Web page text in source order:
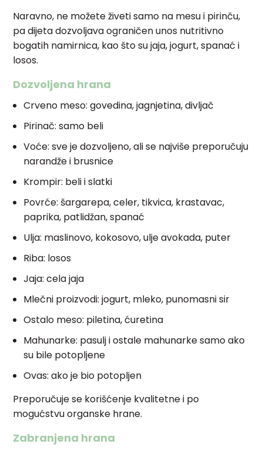
Naravno, ne možete živeti samo na mesu i pirinču,
pa dijeta dozvoljava ograničen unos nutritivno
bogatih namirnica, kao što su jaja, jogurt, spanać i
losos.
Dozvoljena hrana
Crveno meso: govedina, jagnjetina, divljač
Pirinač: samo beli
Voće: sve je dozvoljeno, ali se najviše preporučuju
narandže i brusnice
Krompir: beli i slatki
Povrće: šargarepa, celer, tikvica, krastavac,
paprika, patlidžan, spanać
Ulja: maslinovo, kokosovo, ulje avokada, puter
Riba: losos
Jaja: cela jaja
Mlečni proizvodi: jogurt, mleko, punomasni sir
Ostalo meso: piletina, ćuretina
Mahunarke: pasulj i ostale mahunarke samo ako
su bile potopljene
Ovas: ako je bio potopljen
Preporučuje se korišćenje kvalitetne i po
mogućstvu organske hrane.
Zabranjena hrana